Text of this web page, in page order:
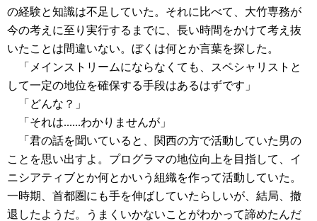
の経験と知識は不足していた。それに比べて、大竹専務が
今の考えに至り実行するまでに、長い時間をかけて考え抜
いたことは間違いない。ぼくは何とか言葉を探した。
「メインストリームにならなくても、スペシャリストと
して一定の地位を確保する手段はあるはずです」
「どんな？」
「それは......わかりませんが」
「君の話を聞いていると、関西の方で活動していた男の
ことを思い出すよ。プログラマの地位向上を目指して、イ
ニシアティブとか何とかいう組織を作って活動していた。
一時期、首都圏にも手を伸ばしていたらしいが、結局、撤
退したようだ。うまくいかないことがわかって諦めたんだ